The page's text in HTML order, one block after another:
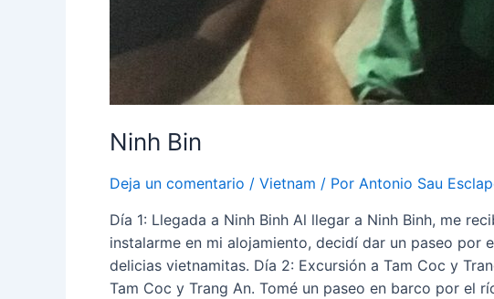
Ninh Bin
Deja un comentario / Vietnam / Por Antonio Sau
Día 1: Llegada a Ninh Binh Al llegar a Ninh Binh, me
instalarme en mi alojamiento, decidí dar un paseo
delicias vietnamitas. Día 2: Excursión a Tam Coc y
Tam Coc y Trang An. Tomé un paseo en barco por el